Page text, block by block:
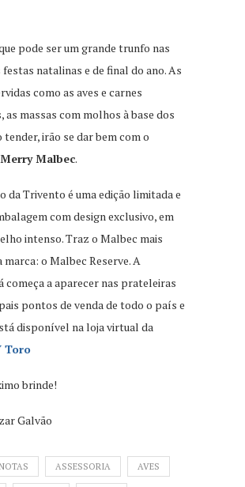
pode ser um grande trunfo nas
festas natalinas e de final do ano. As
como as aves e carnes
as massas com molhos à base dos
irão se dar bem com o
Malbec.
da Trivento é uma edição limitada e
com design exclusivo, em
intenso. Traz o Malbec mais
marca: o Malbec Reserve. A
começa a aparecer nas prateleiras
pontos de venda de todo o país e
disponível na loja virtual da
Toro
brinde!
Galvão
ASSESSORIA AVES